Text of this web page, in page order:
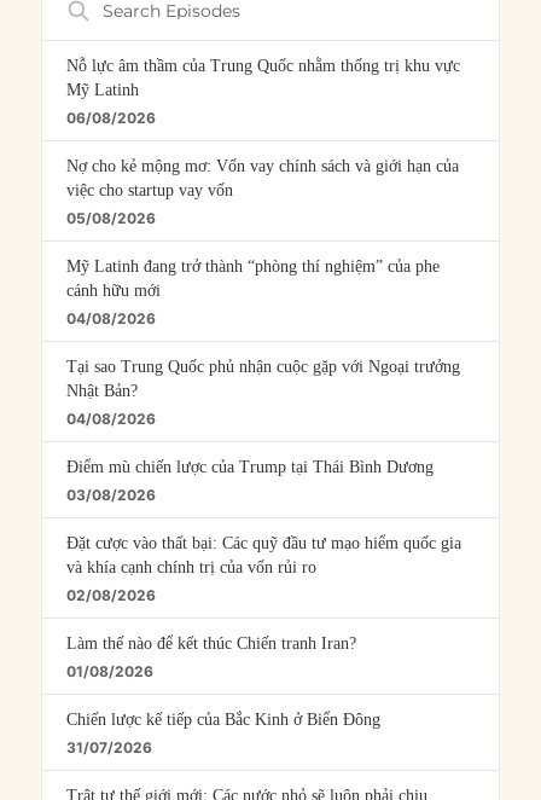
Episodes
Nỗ lực âm thầm của Trung Quốc nhằm thống trị khu vực
Mỹ Latinh
06/08/2026
Nợ cho kẻ mộng mơ: Vốn vay chính sách và giới hạn của
việc cho startup vay vốn
05/08/2026
Mỹ Latinh đang trở thành “phòng thí nghiệm” của phe
cánh hữu mới
04/08/2026
Tại sao Trung Quốc phủ nhận cuộc gặp với Ngoại trưởng
Nhật Bản?
04/08/2026
Điểm mù chiến lược của Trump tại Thái Bình Dương
03/08/2026
Đặt cược vào thất bại: Các quỹ đầu tư mạo hiểm quốc gia
và khía cạnh chính trị của vốn rủi ro
02/08/2026
Làm thế nào để kết thúc Chiến tranh Iran?
01/08/2026
Chiến lược kế tiếp của Bắc Kinh ở Biển Đông
31/07/2026
Trật tự thế giới mới: Các nước nhỏ sẽ luôn phải chịu